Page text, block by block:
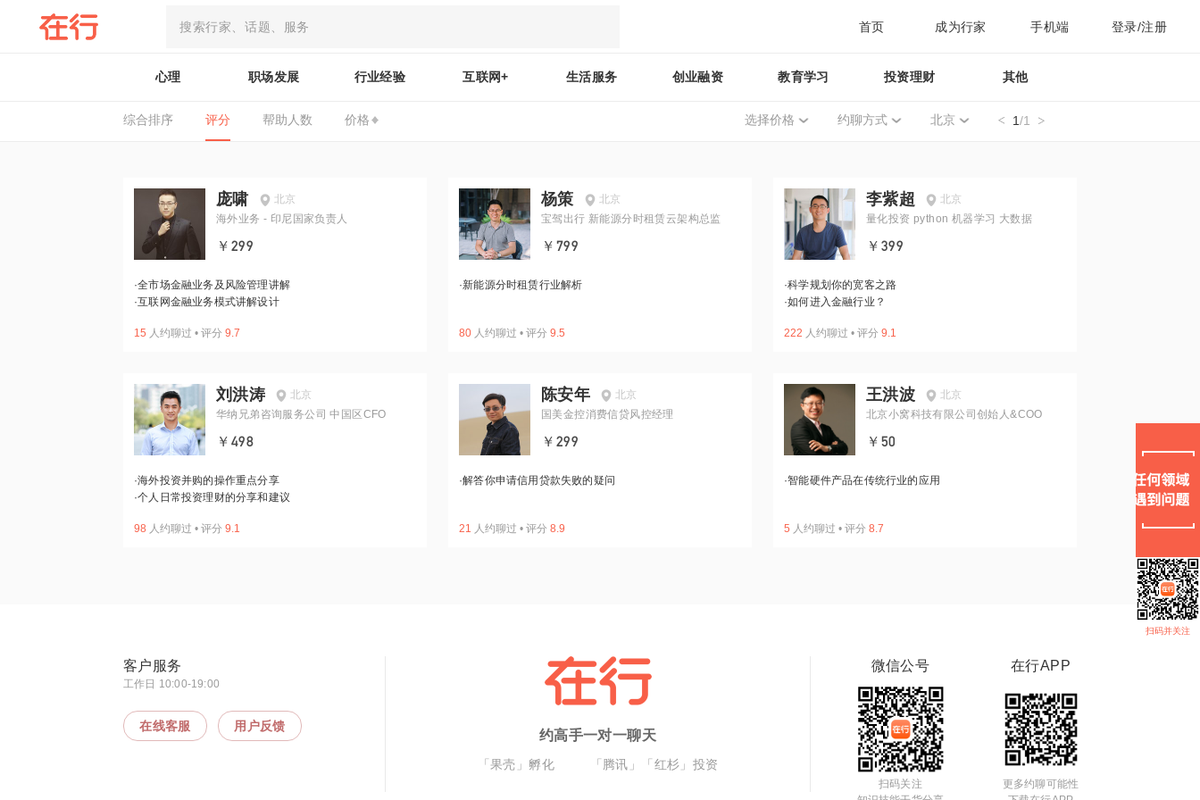
首页 成为行家 手机端 登录/注册
心理 职场发展 行业经验 互联网+ 生活服务 创业融资 教育学习 投资理财 其他
综合排序 评分 帮助人数 价格 选择价格 约聊方式 北京 1/1
庞啸
北京
海外业务 - 印尼国家负责人
￥299
·全市场金融业务及风险管理讲解
·互联网金融业务模式讲解设计
15 人约聊过 • 评分 9.7
杨策
北京
宝驾出行 新能源分时租赁云架构总监
￥799
·新能源分时租赁行业解析
80 人约聊过 • 评分 9.5
李紫超
北京
量化投资 python 机器学习 大数据
￥399
·科学规划你的宽客之路
·如何进入金融行业？
222 人约聊过 • 评分 9.1
刘洪涛
北京
华纳兄弟咨询服务公司 中国区CFO
￥498
·海外投资并购的操作重点分享
·个人日常投资理财的分享和建议
98 人约聊过 • 评分 9.1
陈安年
北京
国美金控消费信贷风控经理
￥299
·解答你申请信用贷款失败的疑问
21 人约聊过 • 评分 8.9
王洪波
北京
北京小窝科技有限公司创始人&COO
￥50
·智能硬件产品在传统行业的应用
5 人约聊过 • 评分 8.7
扫码并关注
客户服务
工作日 10:00-19:00
在线客服 用户反馈
约高手一对一聊天
「果壳」孵化 「腾讯」「红杉」投资
微信公号
扫码关注
在行APP
更多约聊可能性